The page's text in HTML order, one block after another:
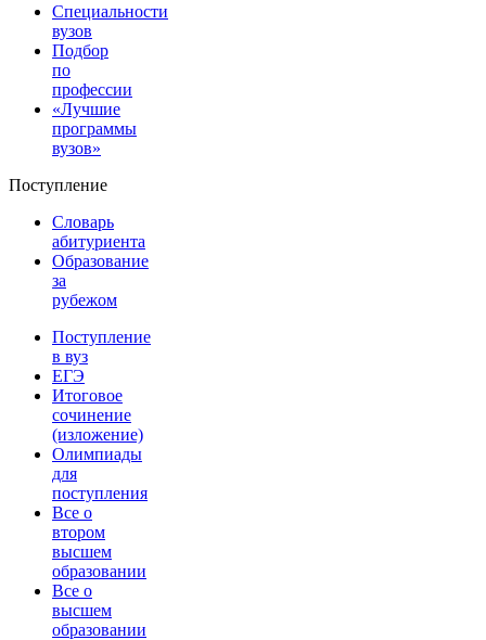
Специальности
вузов
Подбор
по
профессии
«Лучшие
программы
вузов»
Поступление
Словарь
абитуриента
Образование
за
рубежом
Поступление
в вуз
ЕГЭ
Итоговое
сочинение
(изложение)
Олимпиады
для
поступления
Все о
втором
высшем
образовании
Все о
высшем
образовании